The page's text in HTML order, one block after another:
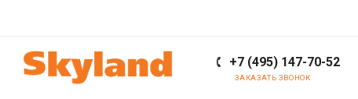
+7 (495) 147-70-52
ЗАКАЗАТЬ ЗВОНОК